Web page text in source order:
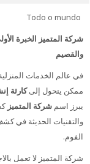
Todo o mundo
شركة المتميز الخبرة
والقصيم
في عالم الخدمات
ممكن يتحول إلىكارثة
يبرز اسم شركة المتميز
والتقنيات الحديثة في
الفوم.
شركة المتميز لا تعمل